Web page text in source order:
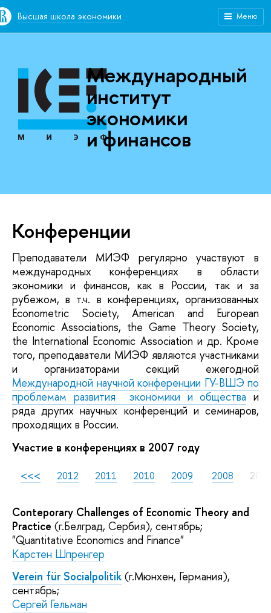
Высшая школа экономики Меню
Международный
институт
экономики
и финансов
Конференции
Преподаватели МИЭФ регулярно участвуют в
международных конференциях в области
экономики и финансов, как в России, так и за
рубежом, в т.ч. в конференциях, организованных
Econometric Society, American and European
Economic Associations, the Game Theory Society,
the International Economic Association и др. Кроме
того, преподаватели МИЭФ являются участниками
и организаторами секций ежегодной
Международной научной конференции ГУ-ВШЭ по
проблемам развития экономики и общества и
ряда других научных конференций и семинаров,
проходящих в России.
Участие в конференциях в 2007 году
<<< 2012 2011 2010 2009 2008
Conteporary Challenges of Economic Theory and
Practice (г.Белград, Сербия), сентябрь;
"Quantitative Economics and Finance"
Карстен Шпренгер
Verein für Socialpolitik (г.Мюнхен, Германия),
сентябрь;
Сергей Гельман